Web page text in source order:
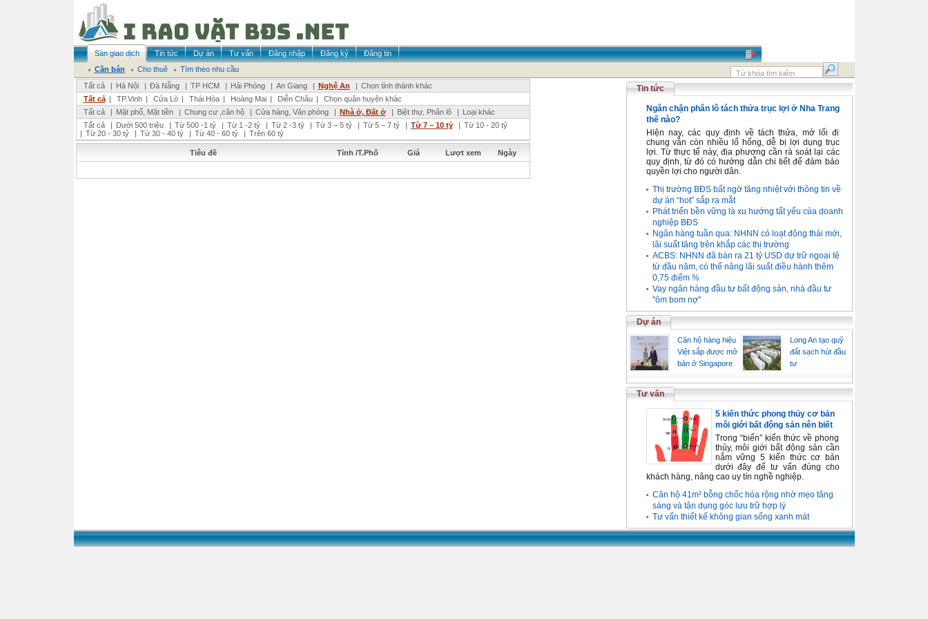
Sàn giao dịch Tin tức Dự án Tư vấn Đăng nhập Đăng ký
Đăng tin
Cần bán
Cho thuê
Tìm theo nhu cầu
Tất cả
| Hà Nội | Đà Nẵng | TP HCM | Hải Phòng | An Giang | Nghệ An | Chọn tỉnh thành khác
Tất cả | TP.Vinh | Cửa Lò | Thái Hòa | Hoàng Mai | Diễn Châu |
Chọn quận huyện khác
Tất cả
| Mặt phố, Mặt tiền | Chung cư ,căn hộ | Cửa hàng, Văn phòng | Nhà ở, Đất ở | Biệt thự, Phân lô | Loại khác
Tất cả
| Dưới 500 triệu | Từ 500 -1 tỷ | Từ 1 -2 tỷ | Từ 2 -3 tỷ | Từ 3 – 5 tỷ | Từ 5 – 7 tỷ | Từ 7 – 10 tỷ | Từ 10 - 20 tỷ
| Từ 20 - 30 tỷ | Từ 30 - 40 tỷ | Từ 40 - 60 tỷ | Trên 60 tỷ
Tiêu đề Tỉnh /T.Phố Giá Lượt xem Ngày
Tin tức
Ngăn chặn phân lô tách thửa trục lợi ở Nha Trang
thế nào?
Hiện nay, các quy định về tách thửa, mở lối đi
chung vẫn còn nhiều lổ hổng, dễ bị lợi dụng trục
lợi. Từ thực tế này, địa phương cần rà soát lại các
quy định, từ đó có hướng dẫn chi tiết để đảm bảo
quyền lợi cho người dân.
Thị trường BĐS bất ngờ tăng nhiệt với thông tin về
dự án “hot” sắp ra mắt
Phát triển bền vững là xu hướng tất yếu của doanh
nghiệp BĐS
Ngân hàng tuần qua: NHNN có loạt động thái mới,
lãi suất tăng trên khắp các thị trường
ACBS: NHNN đã bán ra 21 tỷ USD dự trữ ngoại tệ
từ đầu năm, có thể nâng lãi suất điều hành thêm
0,75 điểm %
Vay ngân hàng đầu tư bất động sản, nhà đầu tư
"ôm bom nợ"
Dự án
Căn hộ hàng hiệu
Việt sắp được mở
bán ở Singapore
Long An tạo quỹ
đất sạch hút đầu
tư
Tư vấn
5 kiến thức phong thủy cơ bản
môi giới bất động sản nên biết
Trong “biển” kiến thức về phong
thủy, môi giới bất động sản cần
nắm vững 5 kiến thức cơ bản
dưới đây để tư vấn đúng cho
khách hàng, nâng cao uy tín nghề nghiệp.
Căn hộ 41m² bỗng chốc hóa rộng nhờ mẹo tăng
sáng và tận dụng góc lưu trữ hợp lý
Tư vấn thiết kế không gian sống xanh mát